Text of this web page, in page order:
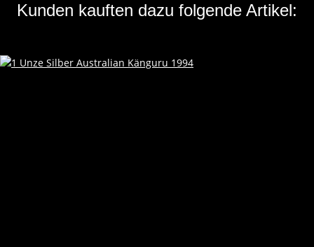
Kunden kauften dazu folgende Artikel: